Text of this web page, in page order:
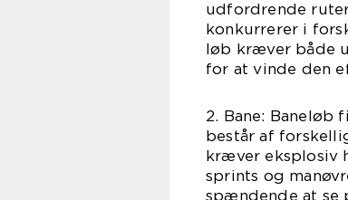
udfordrende
konkurrerer i
løb kræver både
for at vinde den
2. Bane: Baneløb
består af
kræver eksplosiv
sprints og
spændende at se